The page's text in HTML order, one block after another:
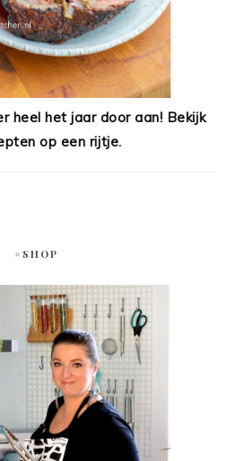
heel het jaar door aan! Bekijk
op een rijtje.
#SHOP